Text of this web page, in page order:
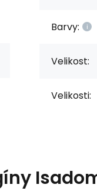
Barvy:
Velikost:
Velikosti: